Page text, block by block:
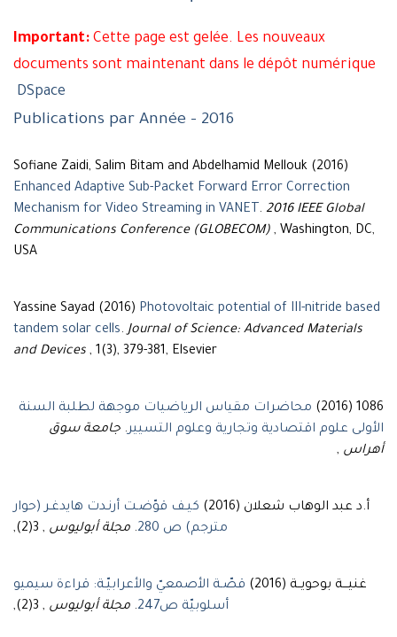
Important: Cette page est gelée. Les nouveaux
documents sont maintenant dans le dépôt numérique
DSpace
Publications par Année - 2016
Sofiane Zaidi, Salim Bitam and Abdelhamid Mellouk (2016)
Enhanced Adaptive Sub-Packet Forward Error Correction
Mechanism for Video Streaming in VANET . 2016 IEEE Global
Communications Conference (GLOBECOM) , Washington, DC,
USA
Yassine Sayad (2016) Photovoltaic potential of III-nitride based
tandem solar cells.Journal of Science: Advanced Materials
and Devices , 1(3), 379-381, Elsevier
1086 (2016)
محاضرات مقياس الرياضيات موجهة لطلبة السنة
الأولى علوم اقتصادية وتجارية وعلوم التسيير. جامعة سوق
أهراس ,
أ.د عبد الوهاب شعلان (2016)
كيـف قوّضـت أرنـدت هايدغـر (حوار
مترجم) ص 280
. مجلة أبوليوس , 3(2),
غنيـــة بوحويــة (2016)
قصّـة الأصمعيّ والأعرابيّـة: قراءة سيميو
أسلوبيّة ص247
. مجلة أبوليوس , 3(2),